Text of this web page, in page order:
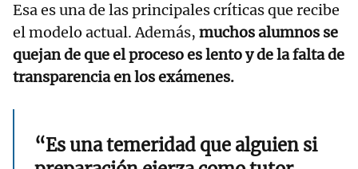
Esa es una de las principales críticas que recibe
el modelo actual. Además, muchos alumnos se
quejan de que el proceso es lento y de la falta de
transparencia en los exámenes.
“Es una temeridad que alguien si